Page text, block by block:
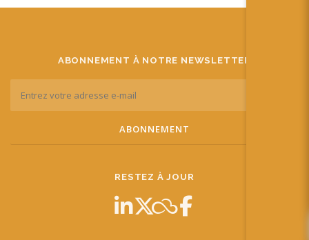
ABONNEMENT À NOTRE NEWSLETTER
RESTEZ À JOUR